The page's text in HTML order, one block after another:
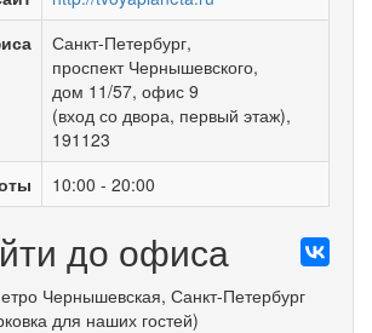
Санкт-Петербург,
проспект Чернышевского,
дом 11/57, офис 9
(вход со двора, первый этаж),
191123
10:00 - 20:00
до офиса
Чернышевская, Санкт-Петербург
для наших гостей)